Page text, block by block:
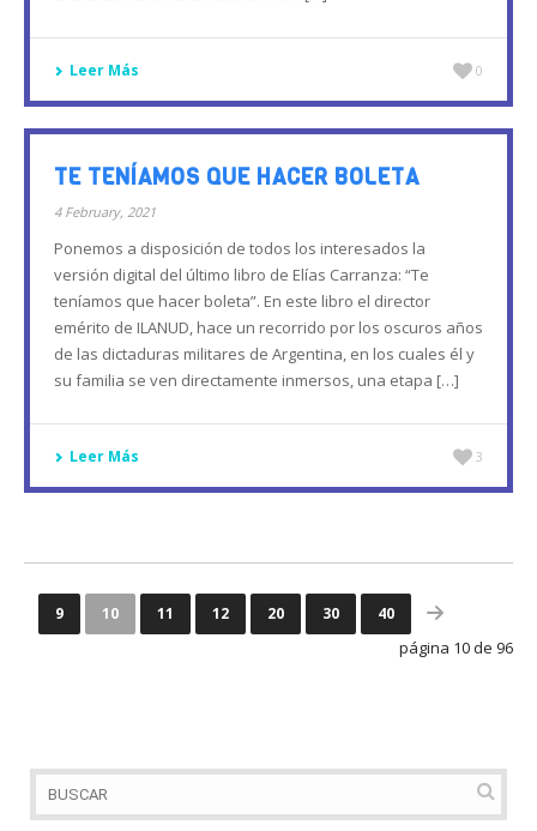
Leer Más 0
TE TENÍAMOS QUE HACER BOLETA
4 February, 2021
Ponemos a disposición de todos los interesados la
versión digital del último libro de Elías Carranza: “Te
teníamos que hacer boleta”. En este libro el director
emérito de ILANUD, hace un recorrido por los oscuros años
de las dictaduras militares de Argentina, en los cuales él y
su familia se ven directamente inmersos, una etapa […]
Leer Más 3
9 10 11 12 20 30 40
página 10 de 96